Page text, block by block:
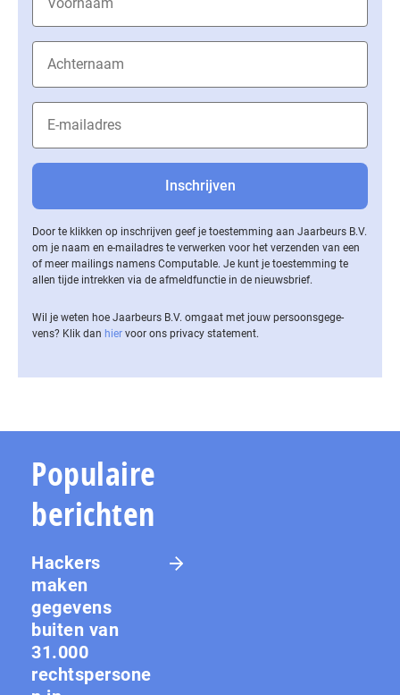
Door te klikken op inschrijven geef je toestemming aan Jaarbeurs B.V.
om je naam en e-mailadres te verwerken voor het verzenden van een
of meer mailings namens Computable. Je kunt je toestemming te
allen tijde intrekken via de af­meld­func­tie in de nieuwsbrief.
Wil je weten hoe Jaarbeurs B.V. omgaat met jouw per­soons­ge­ge­
vens? Klik dan hier voor ons privacy statement.
Populaire
berichten
Hackers
maken
gegevens
buiten van
31.000
rechtspersone